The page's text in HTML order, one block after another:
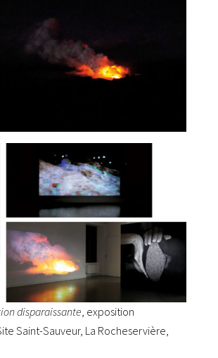
disparaissante , exposition
Saint-Sauveur, La Rocheservière,